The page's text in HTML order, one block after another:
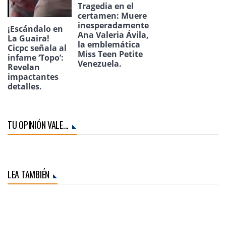
¡Escándalo en
La Guaira!
Cicpc señala al
infame ‘Topo’:
Revelan
impactantes
detalles.
Tragedia en el
certamen: Muere
inesperadamente
Ana Valeria Ávila,
la emblemática
Miss Teen Petite
Venezuela.
TU OPINIÓN VALE...
LEA TAMBIÉN